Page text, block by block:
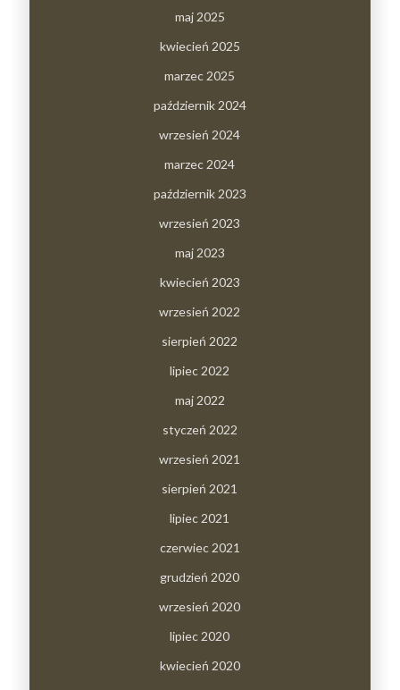
maj 2025
kwiecień 2025
marzec 2025
październik 2024
wrzesień 2024
marzec 2024
październik 2023
wrzesień 2023
maj 2023
kwiecień 2023
wrzesień 2022
sierpień 2022
lipiec 2022
maj 2022
styczeń 2022
wrzesień 2021
sierpień 2021
lipiec 2021
czerwiec 2021
grudzień 2020
wrzesień 2020
lipiec 2020
kwiecień 2020